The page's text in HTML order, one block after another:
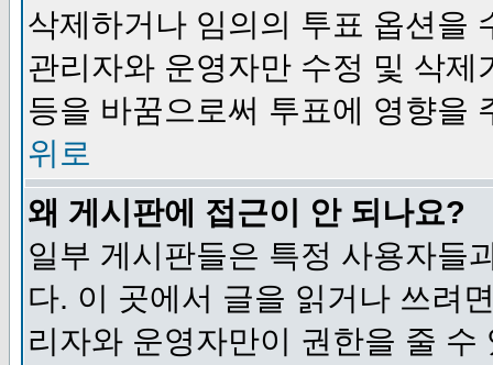
삭제하거나 임의의 투표 옵션을
관리자와 운영자만 수정 및 삭
등을 바꿈으로써 투표에 영향을
위로
왜 게시판에 접근이 안 되나요?
일부 게시판들은 특정 사용자들
다. 이 곳에서 글을 읽거나 쓰려
리자와 운영자만이 권한을 줄